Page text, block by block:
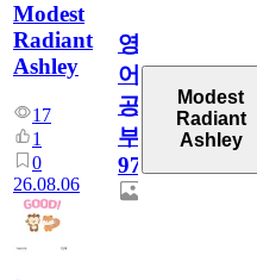
Modest
Radiant
Ashley
17
1
0
26.08.06
영
어
공
부
97
Modest
Radiant
Ashley